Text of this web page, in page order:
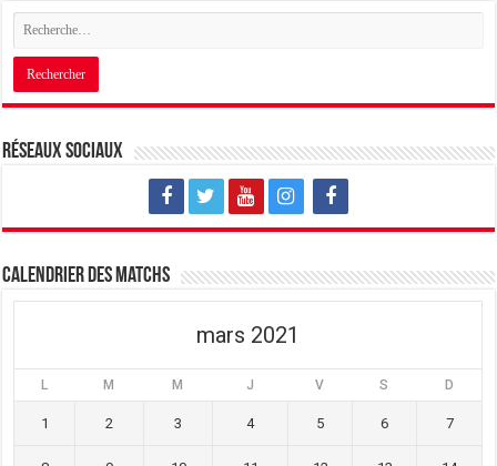
Réseaux sociaux
Calendrier des matchs
mars 2021
L M M J V S D
1 2 3 4 5 6 7